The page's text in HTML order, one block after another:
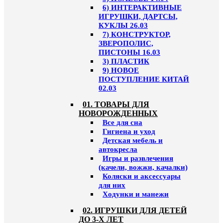
6) ИНТЕРАКТИВНЫЕ
ИГРУШКИ, ДАРТСЫ,
КУКЛЫ 26.03
7) КОНСТРУКТОР,
ЗВЕРОПОЛИС,
ПИСТОНЫ 16.03
3) ПЛАСТИК
9) НОВОЕ
ПОСТУПЛЕНИЕ КИТАЙ
02.03
01. ТОВАРЫ ДЛЯ
НОВОРОЖДЕННЫХ
Все для сна
Гигиена и уход
Детская мебель и
автокресла
Игры и развлечения
(качели, вожжи, качалки)
Коляски и аксессуары
для них
Ходунки и манежи
02. ИГРУШКИ ДЛЯ ДЕТЕЙ
ДО 3-Х ЛЕТ